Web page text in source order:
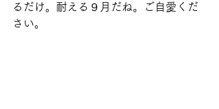
るだけ。耐える９月だね。ご自愛くだ
さい。